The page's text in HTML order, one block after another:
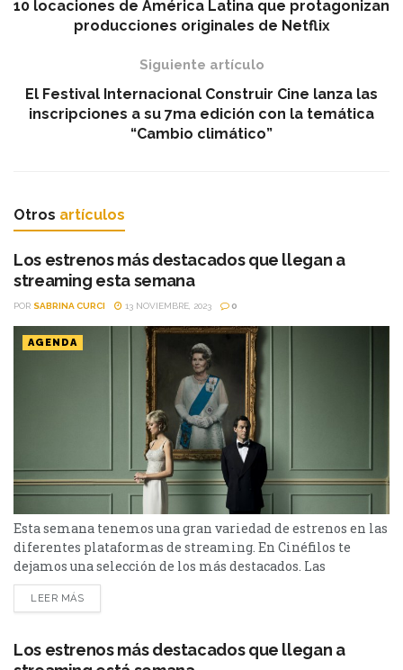
10 locaciones de América Latina que protagonizan
producciones originales de Netflix
Siguiente artículo
El Festival Internacional Construir Cine lanza las
inscripciones a su 7ma edición con la temática
“Cambio climático”
Otros artículos
Los estrenos más destacados que llegan a
streaming esta semana
POR SABRINA CURCI 13 NOVIEMBRE, 2023 0
AGENDA
Esta semana tenemos una gran variedad de estrenos en las
diferentes plataformas de streaming. En Cinéfilos te
dejamos una selección de los más destacados. Las
diferentes plataformas de streaming están
constantemente subiendo y estrenando nuevos contenidos,
son los estrenos de esta semana en Netflix, Disney+,
Movistar+ y...
LEER MÁS
Los estrenos más destacados que llegan a